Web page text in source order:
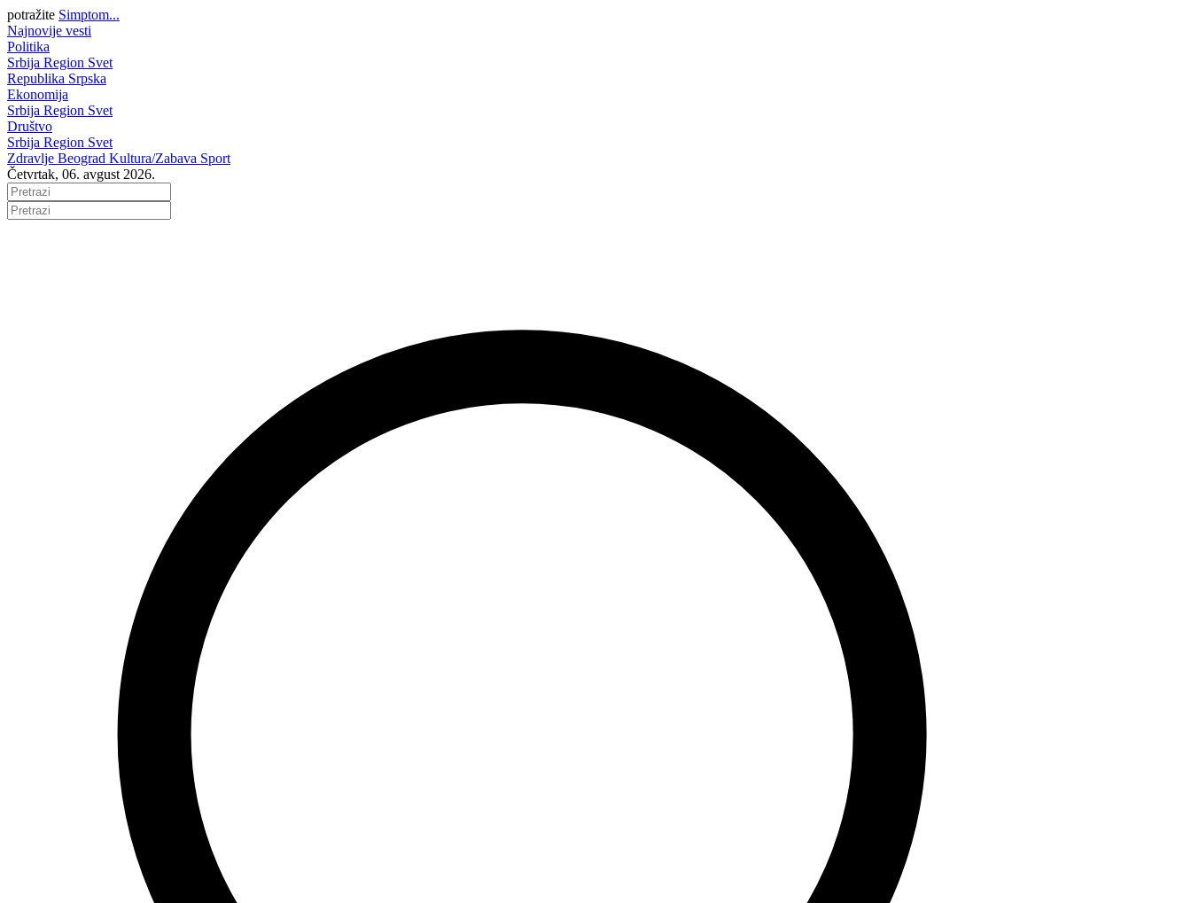
potražite Simptom...
Najnovije vesti
Politika
Srbija Region Svet
Republika Srpska
Ekonomija
Srbija Region Svet
Društvo
Srbija Region Svet
Zdravlje Beograd Kultura/Zabava Sport
Četvrtak, 06. avgust 2026.